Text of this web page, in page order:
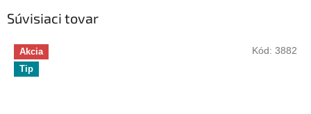
Súvisiaci tovar
Akcia
Tip
Kód: 3882